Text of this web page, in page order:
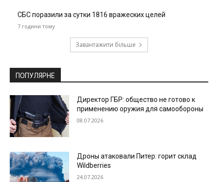
СБС поразили за сутки 1816 вражеских целей
7 години тому
Завантажити більше
ПОПУЛЯРНЕ
Директор ГБР: общество не готово к
применению оружия для самообороны
08.07.2026
Дроны атаковали Питер: горит склад
Wildberries
24.07.2026